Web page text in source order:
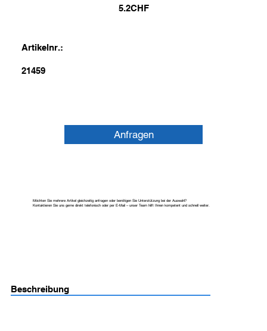
5.2CHF
Artikelnr.:
21459
Anfragen
Möchten Sie mehrere Artikel gleichzeitig anfragen oder benötigen Sie Unterstützung bei der Auswahl?
Kontaktieren Sie uns gerne direkt telefonisch oder per E-Mail – unser Team hilft Ihnen kompetent und schnell weiter.
Beschreibung